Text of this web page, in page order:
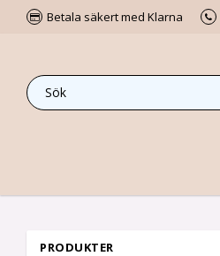
Betala säkert med Klarna
PRODUKTER